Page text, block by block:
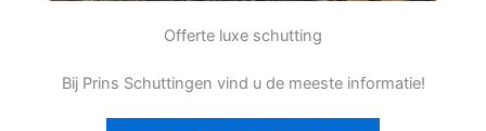
Offerte luxe schutting
Bij Prins Schuttingen vind u de meeste informatie!